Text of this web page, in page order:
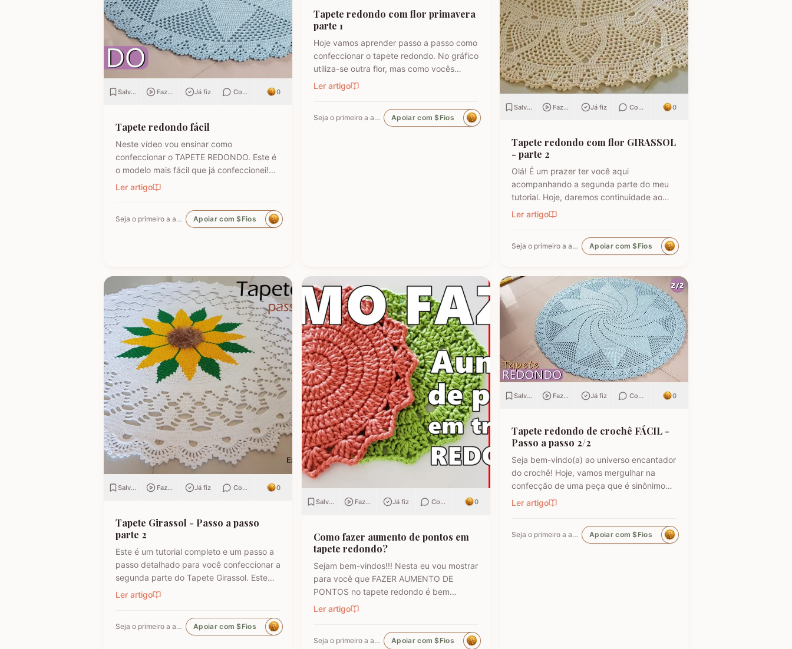
Salvar Fazendo Já fiz Comentar 0
Tapete redondo fácil
Neste vídeo vou ensinar como
confeccionar o TAPETE REDONDO. Este é
o modelo mais fácil que já confeccionei!
Se você não confecciona tapete redondo
este que tenho certeza, o resultado vai
surpreender você! Utilizei fio Barroco
Ler artigo
Seja o primeiro a apoiar Apoiar com $Fios
Tapete redondo com flor primavera
parte 1
Hoje vamos aprender passo a passo como
confeccionar o tapete redondo. No gráfico
utiliza-se outra flor, mas como vocês
podem ver em minhas postagens faço ele
primeiros tapetes eu sempre fazia uma
adaptação na base da flor para iniciar o
Ler artigo
Seja o primeiro a apoiar Apoiar com $Fios
Salvar Fazendo Já fiz Comentar 0
Tapete redondo com flor GIRASSOL
- parte 2
Olá! É um prazer ter você aqui
acompanhando a segunda parte do meu
tutorial. Hoje, daremos continuidade ao
TAPETE REDONDO COM FLOR GIRASSOL.
que sentem dificuldade ao executar
tapetes redondos de crochê, mas este
o…
Ler artigo
Seja o primeiro a apoiar Apoiar com $Fios
Salvar Fazendo Já fiz Comentar 0
Tapete Girassol - Passo a passo
parte 2
Este é um tutorial completo e um passo a
passo detalhado para você confeccionar a
segunda parte do Tapete Girassol. Este
guia para iniciantes e avançados foi
consiga executar cada ponto com
perfeição, mantendo a integridade do
Ler artigo
Seja o primeiro a apoiar Apoiar com $Fios
Salvar Fazendo Já fiz Comentar 0
Como fazer aumento de pontos em
tapete redondo?
Sejam bem-vindos!!! Nesta eu vou mostrar
para você que FAZER AUMENTO DE
PONTOS no tapete redondo é bem
simples. Você vai aprender que a maneira
Você vai aprender trabalhar num tapete
que não tem essa divisão de pontos, mas
Ler artigo
Seja o primeiro a apoiar Apoiar com $Fios
Salvar Fazendo Já fiz Comentar 0
Tapete redondo de crochê FÁCIL -
Passo a passo 2/2
Seja bem-vindo(a) ao universo encantador
do crochê! Hoje, vamos mergulhar na
confecção de uma peça que é sinônimo
de aconchego e beleza para qualquer
Ler artigo
Seja o primeiro a apoiar Apoiar com $Fios